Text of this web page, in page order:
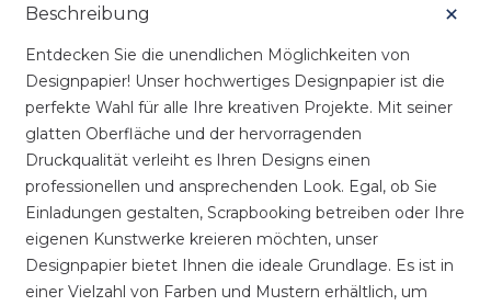
Beschreibung
Entdecken Sie die unendlichen Möglichkeiten von
Designpapier! Unser hochwertiges Designpapier ist die
perfekte Wahl für alle Ihre kreativen Projekte. Mit seiner
glatten Oberfläche und der hervorragenden
Druckqualität verleiht es Ihren Designs einen
professionellen und ansprechenden Look. Egal, ob Sie
Einladungen gestalten, Scrapbooking betreiben oder Ihre
eigenen Kunstwerke kreieren möchten, unser
Designpapier bietet Ihnen die ideale Grundlage. Es ist in
einer Vielzahl von Farben und Mustern erhältlich, um